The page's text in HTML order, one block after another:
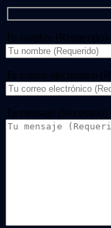
Tu nombre (Requerido)
Tu correo electrónico
Tu mensaje (Necesario)